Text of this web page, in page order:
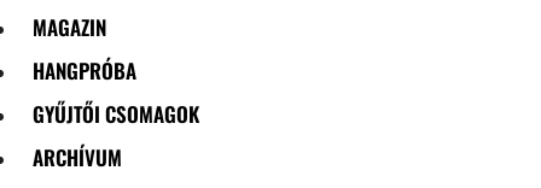
MAGAZIN
HANGPRÓBA
GYŰJTŐI CSOMAGOK
ARCHÍVUM